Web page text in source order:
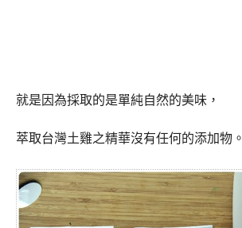
就是因為採取的是單純自然的美味，
萃取台灣土雞之精華沒有任何的添加物。